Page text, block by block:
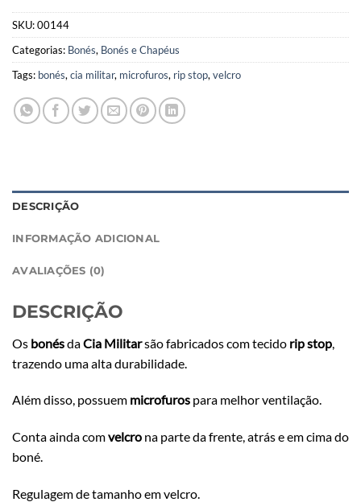
SKU:00144
Categorias: Bonés, Bonés e Chapéus
Tags: bonés,cia militar, microfuros, rip stop,velcro
DESCRIÇÃO
INFORMAÇÃO ADICIONAL
AVALIAÇÕES (0)
DESCRIÇÃO
Os bonésdaCia Militarsão fabricados com tecido rip stop
trazendo uma alta durabilidade.
Além disso, possuem microfuros para melhor ventilação.
Conta ainda comvelcro na parte da frente, atrás e em cima do
boné.
Regulagem de tamanho em velcro.